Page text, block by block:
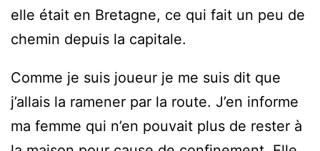
elle était en Bretagne, ce qui fait un peu de
chemin depuis la capitale.
Comme je suis joueur je me suis dit que
j’allais la ramener par la route. J’en informe
ma femme qui n’en pouvait plus de rester à